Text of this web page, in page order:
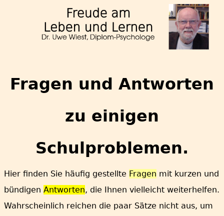
Fragen und Antworten
zu einigen
Schulproblemen.
Hier finden Sie häufig gestellte Fragen mit kurzen und
bündigen Antworten, die Ihnen vielleicht weiterhelfen.
Wahrscheinlich reichen die paar Sätze nicht aus, um